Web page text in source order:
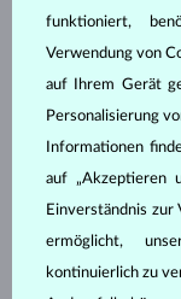
Lassen Sie sich
modern und
funktioniert,
Verwendung von
auf Ihrem Gerät
Personalisierung
Informationen
auf „Akzeptieren
Einverständnis zur
ermöglicht,
kontinuierlich zu